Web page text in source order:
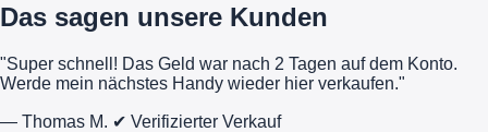
Das sagen unsere Kunden
"Super schnell! Das Geld war nach 2 Tagen auf dem Konto.
Werde mein nächstes Handy wieder hier verkaufen."
— Thomas M. ✔ Verifizierter Verkauf